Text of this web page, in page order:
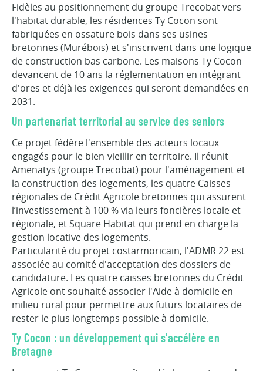
Fidèles au positionnement du groupe Trecobat vers
l'habitat durable, les résidences Ty Cocon sont
fabriquées en ossature bois dans ses usines
bretonnes (Murébois) et s'inscrivent dans une logique
de construction bas carbone. Les maisons Ty Cocon
devancent de 10 ans la réglementation en intégrant
d'ores et déjà les exigences qui seront demandées en
2031.
Un partenariat territorial au service des seniors
Ce projet fédère l'ensemble des acteurs locaux
engagés pour le bien-vieillir en territoire. Il réunit
Amenatys (groupe Trecobat) pour l'aménagement et
la construction des logements, les quatre Caisses
régionales de Crédit Agricole bretonnes qui assurent
l’investissement à 100 % via leurs foncières locale et
régionale, et Square Habitat qui prend en charge la
gestion locative des logements.
Particularité du projet costarmoricain, l'ADMR 22 est
associée au comité d'acceptation des dossiers de
candidature. Les quatre caisses bretonnes du Crédit
Agricole ont souhaité associer l'Aide à domicile en
milieu rural pour permettre aux futurs locataires de
rester le plus longtemps possible à domicile.
Ty Cocon : un développement qui s'accélère en
Bretagne